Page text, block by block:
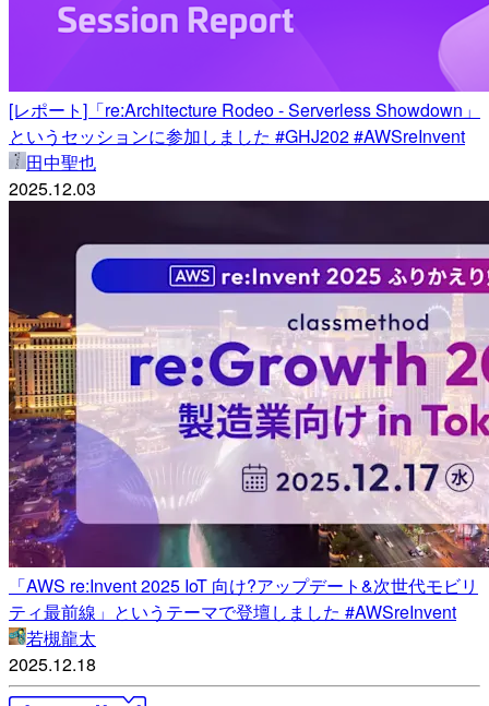
[レポート]「re:Architecture Rodeo - Serverless Showdown」
というセッションに参加しました #GHJ202 #AWSreInvent
田中聖也
2025.12.03
「AWS re:Invent 2025 IoT 向け?アップデート&次世代モビリ
ティ最前線」というテーマで登壇しました #AWSreInvent
若槻龍太
2025.12.18